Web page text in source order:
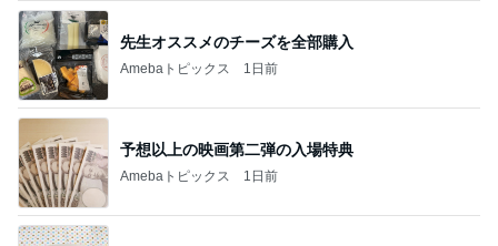
先生オススメのチーズを全部購入
Amebaトピックス 1日前
予想以上の映画第二弾の入場特典
Amebaトピックス 1日前